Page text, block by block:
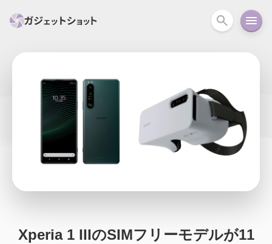
スマホ カメラ
セール情報 アクションカメラ カメラ
iPhone Android コラム
Xperia 1 IIIのSIMフリーモデルが11